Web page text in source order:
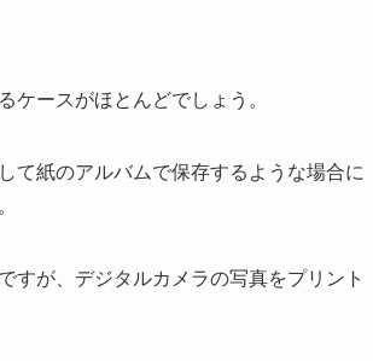
ケースがほとんどでしょう。
て紙のアルバムで保存するような場合に
すが、デジタルカメラの写真をプリント